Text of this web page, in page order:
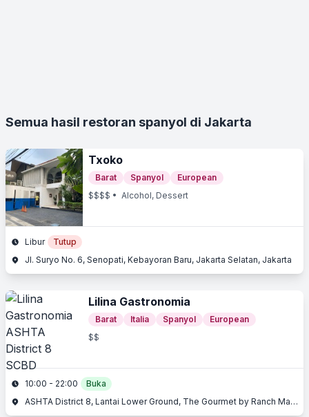
Semua hasil restoran spanyol di Jakarta
Txoko
Barat Spanyol
European
$$$$ • Alcohol, Dessert
Libur
Tutup
Jl. Suryo No. 6, Senopati, Kebayoran Baru, Jakarta Selatan, Jakarta
Lilina Gastronomia
Barat Italia Spanyol
European
$$
10:00 - 22:00
Buka
ASHTA District 8, Lantai Lower Ground, The Gourmet by Ranch Market, Jl. Jenderal Sudirman Kav. 52 - 53, SCBD, Kebayoran Baru, Jakarta Selatan, Jakarta